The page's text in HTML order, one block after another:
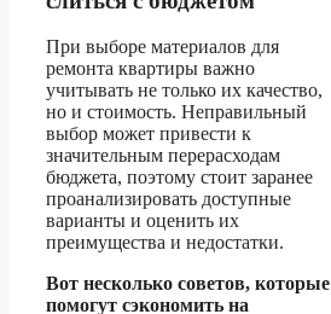
При выборе материалов для
ремонта квартиры важно
учитывать не только их качество,
но и стоимость. Неправильный
выбор может привести к
значительным перерасходам
бюджета, поэтому стоит заранее
проанализировать доступные
варианты и оценить их
преимущества и недостатки.
Вот несколько советов, которые
помогут сэкономить на